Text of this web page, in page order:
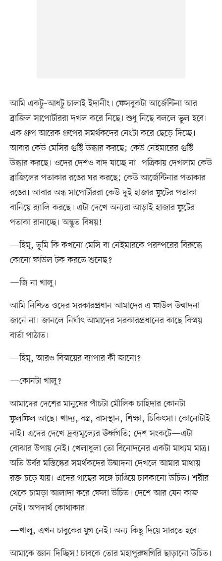
আমি একটু–আধটু চালাই ইদানীং। ফেসবুকটা আর্জেন্টিনা আর
ব্রাজিল সাপোর্টাররা দখল করে নিছে। শুধু নিছে বললে ভুল হবে।
এক গ্রুপ আরেক গ্রুপের সমর্থকদের নেংটা করে ছেড়ে দিচ্ছে।
আবার কেউ মেসির গুষ্টি উদ্ধার করছে; কেউ নেইমারের গুষ্টি
উদ্ধার করছে। ওদের দেশও বাদ যাচ্ছে না। পত্রিকায় দেখলাম কেউ
ব্রাজিলের পতাকার রঙের ঘর করছে; কেউ আর্জেন্টিনার পতাকার
রঙের। আবার অন্ধ সাপোর্টাররা কেউ দুই হাজার ফুটের পতাকা
বানিয়ে র‍্যালি করছে। এটা দেখে অন্যরা আড়াই হাজার ফুটের
পতাকা রানাচ্ছে। অদ্ভুত বিষয়!
—হিমু, তুমি কি কখনো মেসি বা নেইমারকে পরস্পরের বিরুদ্ধে
কোনো ফাউল টক করতে শুনেছ?
—জি না খালু।
আমি নিশ্চিত ওদের সরকারপ্রধান আমাদের এ ফাউল উন্মাদনা
জানে না। জানলে নির্ঘাৎ আমাদের সরকারপ্রধানের কাছে বিস্ময়
বার্তা পাঠাত।
—হিমু, আরও বিস্ময়ের ব্যাপার কী জানো?
—কোনটা খালু?
আমাদের দেশের মানুষের পাঁচটা মৌলিক চাহিদার কোনটা
ফুলফিল আছে। খাদ্য, বস্ত্র, বাসস্থান, শিক্ষা, চিকিৎসা। কোনোটাই
নাই। এদের দেখে দ্রব্যমূল্যের ঊর্ধ্বগতি; দেশ সংকটে—এটা
বোঝার উপায় নেই। খেলাধুলা তো বিনোদনের একটা মাধ্যম মাত্র।
অতি উর্বর মস্তিষ্কের সমর্থকদের উন্মাদনা দেখলে আমার মাথায়
রক্ত চড়ে যায়। এদের গাছের সঙ্গে টাঙিয়ে চাবকানো উচিত। শরীর
থেকে চামড়া আলাদা করে ফেলা উচিত। দেশে আর যেন কাজ
নেই। অপদার্থ কোথাকার।
—খালু, এখন চাবুকের যুগ নেই। অন্য কিছু দিয়ে সারতে হবে।
আমাকে জ্ঞান দিচ্ছিস! চাবকে তোর মহাপুরুষগিরি ছাড়ানো উচিত।